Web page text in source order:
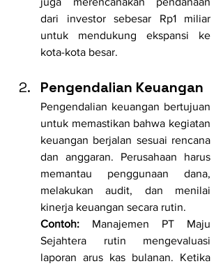
dari investor sebesar Rp1 miliar
untuk mendukung ekspansi ke
kota-kota besar.
Pengendalian Keuangan
Pengendalian keuangan bertujuan
untuk memastikan bahwa kegiatan
keuangan berjalan sesuai rencana
dan anggaran. Perusahaan harus
memantau penggunaan dana,
melakukan audit, dan menilai
kinerja keuangan secara rutin.
Contoh: Manajemen PT Maju
Sejahtera rutin mengevaluasi
laporan arus kas bulanan. Ketika